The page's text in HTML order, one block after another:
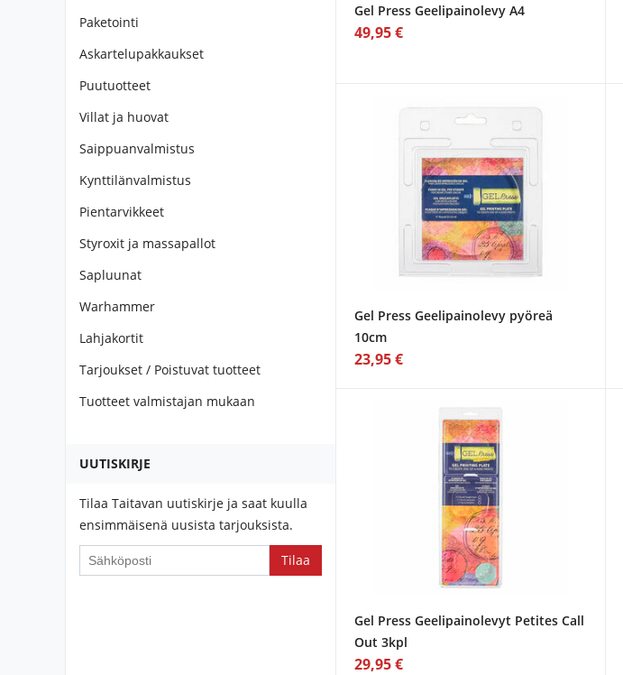
Paketointi
Askartelupakkaukset
Puutuotteet
Villat ja huovat
Saippuanvalmistus
Kynttilänvalmistus
Pientarvikkeet
Styroxit ja massapallot
Sapluunat
Warhammer
Lahjakortit
Tarjoukset / Poistuvat tuotteet
Tuotteet valmistajan mukaan
UUTISKIRJE
Tilaa Taitavan uutiskirje ja saat kuulla
ensimmäisenä uusista tarjouksista.
Gel Press Geelipainolevy A4
49,95 €
Gel Press Geelipainolevy pyöreä
10cm
23,95 €
Gel Press Geelipainolevyt Petites Call
Out 3kpl
29,95 €